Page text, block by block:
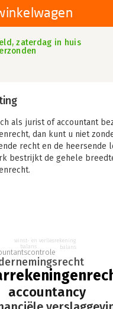
zaterdag in huis
als jurist of accountant
dan kunt u niet
recht en de heersende
bestrijkt de gehele
onderwerp.
aan aanpalende
meer corporate
aansprakelijkheidsrecht
Zo verkrijgt u een
van het geldende recht
accountancy
balans
winst- en verliesrekening
balans